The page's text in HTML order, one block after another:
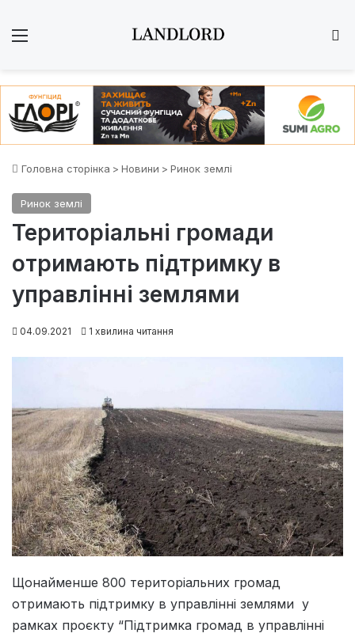
Головна сторінка > Новини > Ринок землі
Ринок землі
Територіальні громади
отримають підтримку в
управлінні землями
04.09.2021 1 хвилина читання
Щонайменше 800 територіальних громад
отримають підтримку в управлінні землями у
рамках проєкту “Підтримка громад в управлінні